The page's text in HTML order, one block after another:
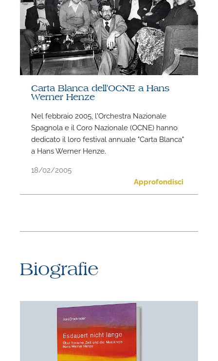
Carta Blanca dell'OCNE a Hans
Werner Henze
Nel febbraio 2005, l'Orchestra Nazionale
Spagnola e il Coro Nazionale (OCNE) hanno
dedicato il loro festival annuale "Carta Blanca"
a Hans Werner Henze.
18/02/2005
Approfondisci
Biografie